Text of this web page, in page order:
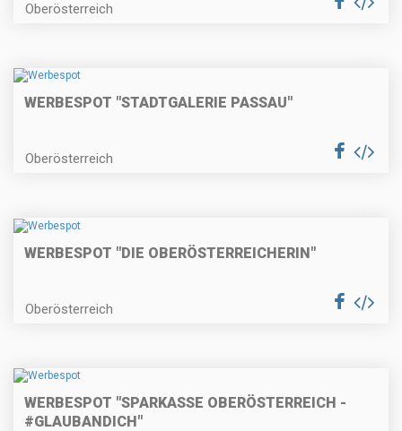
Oberösterreich
WERBESPOT "STADTGALERIE PASSAU"
Oberösterreich
WERBESPOT "DIE OBERÖSTERREICHERIN"
Oberösterreich
WERBESPOT "SPARKASSE OBERÖSTERREICH -
#GLAUBANDICH"